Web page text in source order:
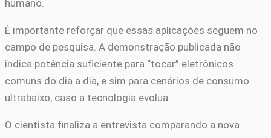
humano.
É importante reforçar que essas aplicações seguem no
campo de pesquisa. A demonstração publicada não
indica potência suficiente para “tocar” eletrônicos
comuns do dia a dia, e sim para cenários de consumo
ultrabaixo, caso a tecnologia evolua.
O cientista finaliza a entrevista comparando a nova